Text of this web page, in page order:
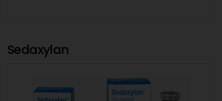
Sedaxylan